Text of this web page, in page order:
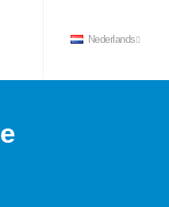
Nederlands